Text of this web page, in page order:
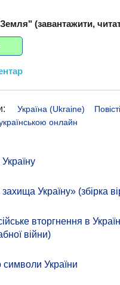
(завантажити,
Україна (Ukraine)
Повісті
онлайн
Україну» (збірка
вторгнення в
війни)
України